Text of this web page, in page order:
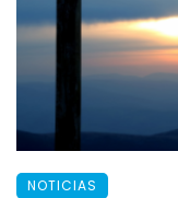
NOTICIAS